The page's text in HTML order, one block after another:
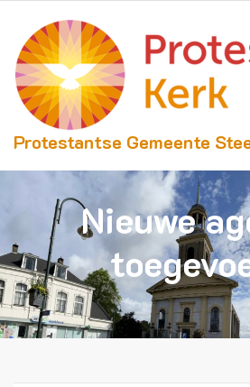
Protestantse Gemeente
Nieuwe